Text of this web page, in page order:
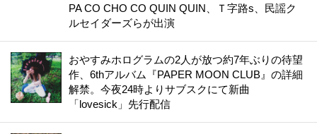
PA CO CHO CO QUIN QUIN、Ｔ字路s、民謡ク
ルセイダーズらが出演
おやすみホログラムの2人が放つ約7年ぶりの待望
作、6thアルバム『PAPER MOON CLUB』の詳細
解禁。今夜24時よりサブスクにて新曲
「lovesick」先行配信